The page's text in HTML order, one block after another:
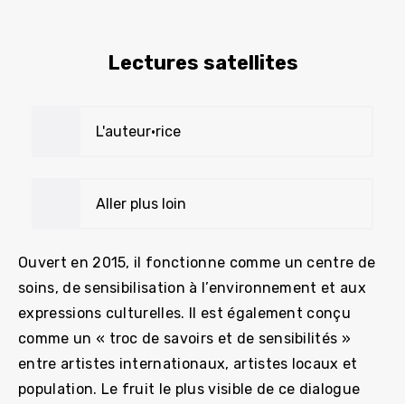
Lectures satellites
L'auteur•rice
Aller plus loin
Ouvert en 2015, il fonctionne comme un centre de
soins, de sensibilisation à l’environnement et aux
expressions culturelles. Il est également conçu
comme un « troc de savoirs et de sensibilités »
entre artistes internationaux, artistes locaux et
population. Le fruit le plus visible de ce dialogue